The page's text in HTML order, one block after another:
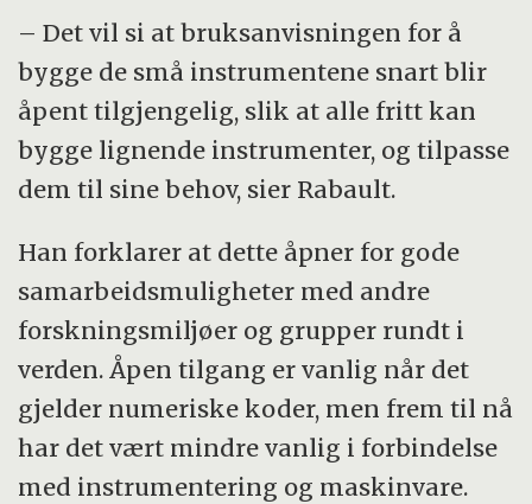
– Det vil si at bruksanvisningen for å
bygge de små instrumentene snart blir
åpent tilgjengelig, slik at alle fritt kan
bygge lignende instrumenter, og tilpasse
dem til sine behov, sier Rabault.
Han forklarer at dette åpner for gode
samarbeidsmuligheter med andre
forskningsmiljøer og grupper rundt i
verden. Åpen tilgang er vanlig når det
gjelder numeriske koder, men frem til nå
har det vært mindre vanlig i forbindelse
med instrumentering og maskinvare.